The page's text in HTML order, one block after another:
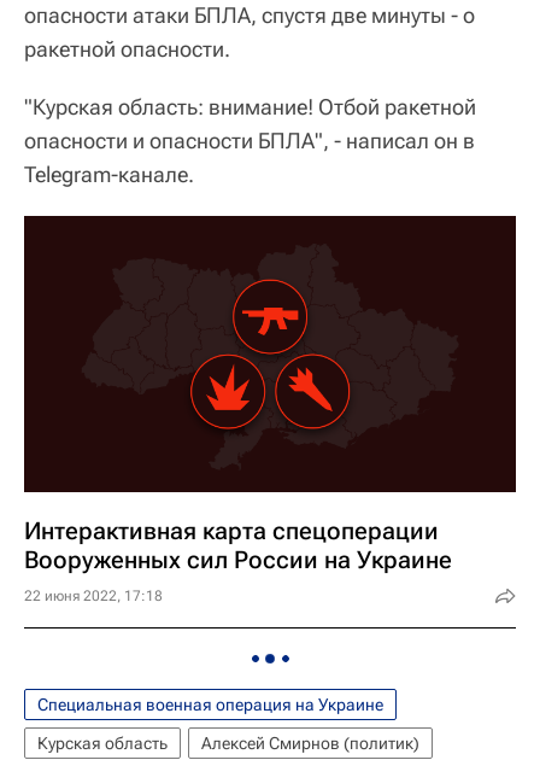
опасности атаки БПЛА, спустя две минуты - о
ракетной опасности.
"Курская область: внимание! Отбой ракетной
опасности и опасности БПЛА", - написал он в
Telegram-канале.
Интерактивная карта спецоперации
Вооруженных сил России на Украине
22 июня 2022, 17:18
Специальная военная операция на Украине
Курская область
Алексей Смирнов (политик)